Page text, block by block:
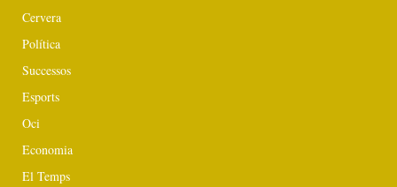
Cervera
Política
Successos
Esports
Oci
Economia
El Temps